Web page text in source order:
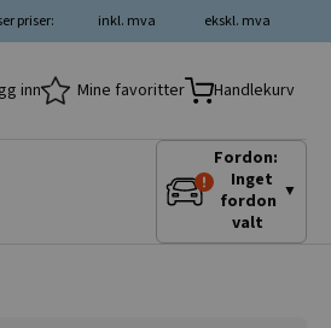
ekskl. mva
inkl. mva
priser:
inn Mine favoritter Handlekurv
Fordon:
Inget
fordon
valt
▼